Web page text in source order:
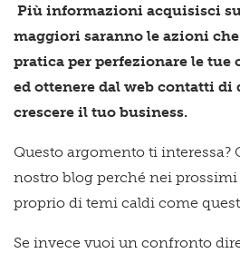
Più informazioni acquisisci
maggiori saranno le azioni
pratica per perfezionare le tue
ed ottenere dal web contatti di
crescere il tuo business.
Questo argomento ti interessa?
nostro blog perché nei
proprio di temi caldi come
Se invece vuoi un confronto